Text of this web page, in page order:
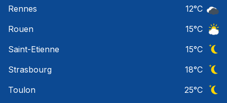
Rennes
12°C
Rouen
15°C
Saint-Etienne
15°C
Strasbourg
18°C
Toulon
25°C